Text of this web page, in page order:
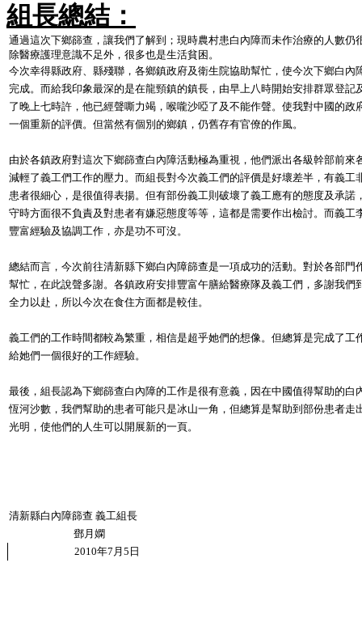
組長總結：
通過這次下鄉篩查，讓我們了解到；現時農村患白內障而未作治療的人數仍
除醫療護理意識不足外，很多也是生活貧困。
今次幸得縣政府、縣殘聯，各鄉鎮政府及衛生院協助幫忙，使今次下鄉白內
完成。而給我印象最深的是在龍頸鎮的鎮長，由早上八時開始安排群眾登記
了晚上七時許，他已經聲嘶力竭，喉嚨沙啞了及不能作聲。使我對中國的政
一個重新的評價。但當然有個別的鄉鎮，仍舊存有官僚的作風。
由於各鎮政府對這次下鄉篩查白內障活動極為重視，他們派出各級幹部前來
減輕了義工們工作的壓力。而組長對今次義工們的評價是好壞差半，有義工
患者很細心，是很值得表揚。但有部份義工則破壞了義工應有的態度及承諾
守時方面很不負責及對患者有嫌惡態度等等，這都是需要作出檢討。而義工
豐富經驗及協調工作，亦是功不可沒。
總結而言，今次前往清新縣下鄉白內障篩查是一項成功的活動。對於各部門
幫忙，在此說聲多謝。各鎮政府安排豐富午膳給醫療隊及義工們，多謝我們
全力以赴，所以今次在食住方面都是較佳。
義工們的工作時間都較為繁重，相信是超乎她們的想像。但總算是完成了工
給她們一個很好的工作經驗。
最後，組長認為下鄉篩查白內障的工作是很有意義，因在中國值得幫助的白
恆河沙數，我們幫助的患者可能只是冰山一角，但總算是幫助到部份患者走
光明，使他們的人生可以開展新的一頁。
清新縣白內障篩查 義工組長
鄧月嫻
2010年7 月5 日